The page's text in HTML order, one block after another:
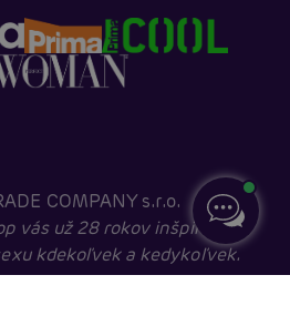
COMPANY s.r.o.
vás už 28 rokov inšpiruje k
kdekoľvek a kedykoľvek.